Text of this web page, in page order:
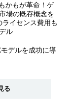
かもが革命！ゲ
場の既存概念を
イセンス費用も
ル
デルを成功に導
る